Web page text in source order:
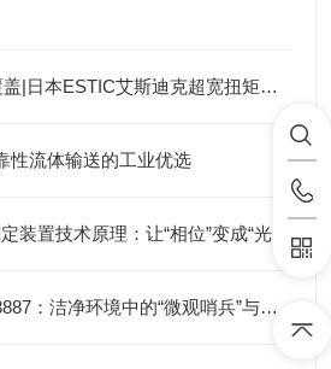
1N·m~600N·m全能覆盖|日本ESTIC艾斯迪克超宽扭矩弯头枪
性流体输送的工业优选
加野尘埃粒子计数器3887：洁净环境中的“微观哨兵”与洁净度“审计官”